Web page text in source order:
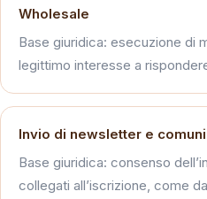
Wholesale
Base giuridica: esecuzione di
legittimo interesse a
Invio di newsletter e
Base giuridica: consenso
collegati all’iscrizione, come